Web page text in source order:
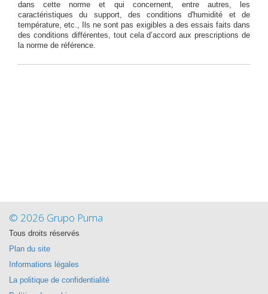
dans cette norme et qui concernent, entre autres, les
caractéristiques du support, des conditions d'humidité et de
température, etc., Ils ne sont pas exigibles a des essais faits dans
des conditions différentes, tout cela d’accord aux prescriptions de
la norme de référence.
© 2026 Grupo Puma
Tous droits réservés
Plan du site
Informations légales
La politique de confidentialité